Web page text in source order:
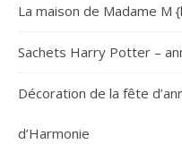
La maison de Madame M
Sachets Harry Potter –
Décoration de la fête
d’Harmonie